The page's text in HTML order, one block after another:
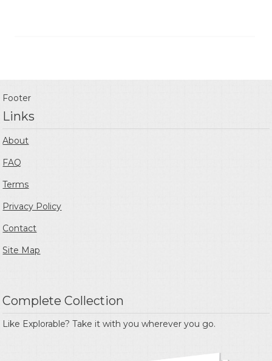
Footer
Links
About
FAQ
Terms
Privacy Policy
Contact
Site Map
Complete Collection
Like Explorable? Take it with you wherever you go.